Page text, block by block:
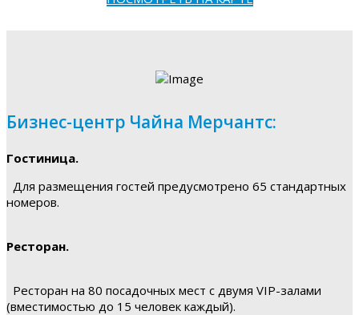
Бизнес-центр Чайна Мерчантс:
Гостиница.
Для размещения гостей предусмотрено 65 стандартных
номеров.
Ресторан.
Ресторан на 80 посадочных мест с двумя VIP-залами
(вместимостью до 15 человек каждый).